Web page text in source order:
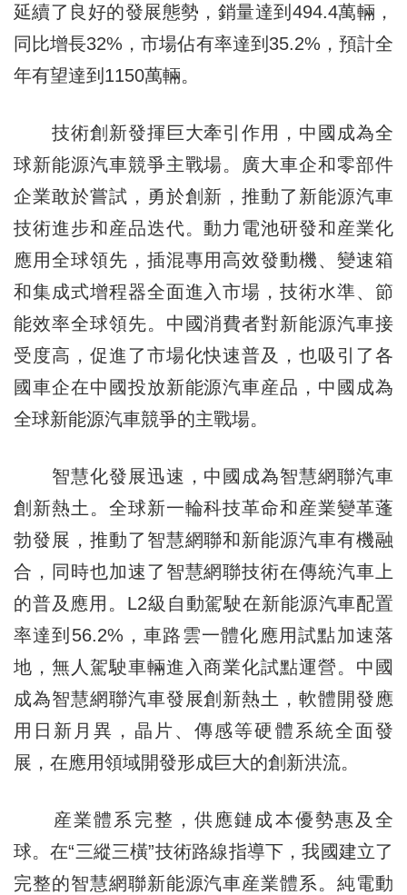
延續了良好的發展態勢，銷量達到494.4萬輛，
同比增長32%，市場佔有率達到35.2%，預計全
年有望達到1150萬輛。
技術創新發揮巨大牽引作用，中國成為全
球新能源汽車競爭主戰場。廣大車企和零部件
企業敢於嘗試，勇於創新，推動了新能源汽車
技術進步和産品迭代。動力電池研發和産業化
應用全球領先，插混專用高效發動機、變速箱
和集成式增程器全面進入市場，技術水準、節
能效率全球領先。中國消費者對新能源汽車接
受度高，促進了市場化快速普及，也吸引了各
國車企在中國投放新能源汽車産品，中國成為
全球新能源汽車競爭的主戰場。
智慧化發展迅速，中國成為智慧網聯汽車
創新熱土。全球新一輪科技革命和産業變革蓬
勃發展，推動了智慧網聯和新能源汽車有機融
合，同時也加速了智慧網聯技術在傳統汽車上
的普及應用。L2級自動駕駛在新能源汽車配置
率達到56.2%，車路雲一體化應用試點加速落
地，無人駕駛車輛進入商業化試點運營。中國
成為智慧網聯汽車發展創新熱土，軟體開發應
用日新月異，晶片、傳感等硬體系統全面發
展，在應用領域開發形成巨大的創新洪流。
産業體系完整，供應鏈成本優勢惠及全
球。在“三縱三橫”技術路線指導下，我國建立了
完整的智慧網聯新能源汽車産業體系。純電動